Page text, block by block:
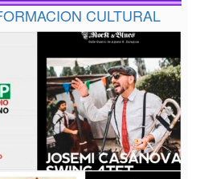
CULTURAL